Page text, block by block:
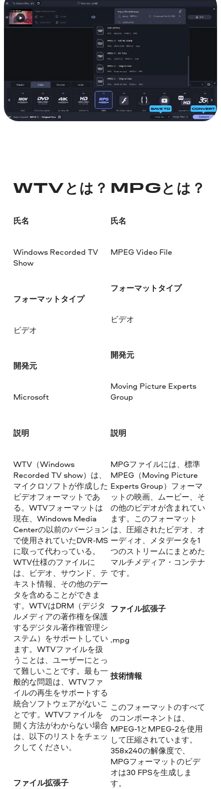
WTVとは？
氏名
Windows Recorded TV
Show
フォーマットタイプ
ビデオ
開発元
Microsoft
説明
WTV（Windows
Recorded TV show）は、
マイクロソフトが作成した
ビデオフォーマットであ
る。WTVフォーマットは
現在、Windows Media
Centerの以前のバージョン
で使用されていたDVR-MS
に取って代わっている。
WTV仕様のファイルに
は、ビデオ、サウンド、テ
キスト情報、その他のデー
タを含めることができま
す。WTVはDRM（デジタ
ルメディアの著作権を保護
するデジタル著作権管理シ
ステム）をサポートしてい
ます。WTVファイルを扱
うことは、ユーザーにとっ
て難しいことです。最も一
般的な問題は、WTVファ
イルの再生をサポートする
統合ソフトウェアがないこ
とです。WTVファイルを
開く方法がわからない場合
は、以下のリストをチェッ
クしてください。
ファイル拡張子
MPGとは？
氏名
MPEG Video File
フォーマットタイプ
ビデオ
開発元
Moving Picture Experts
Group
説明
MPGファイルには、標準
MPEG（Moving Picture
Experts Group）フォーマ
ットの映画、ムービー、そ
の他のビデオが含まれてい
ます。このフォーマット
は、圧縮されたビデオ、オ
ーディオ、メタデータを1
つのストリームにまとめた
マルチメディア・コンテナ
です。
ファイル拡張子
.mpg
技術情報
このフォーマットのすべて
のコンポーネントは、
MPEG-1とMPEG-2を使用
して圧縮されています。
358x240の解像度で、
MPGフォーマットのビデ
オは30 FPSを生成しま
す。